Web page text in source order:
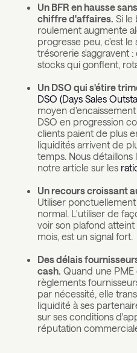
Un BFR en hausse
chiffre d'affaires. Si le
roulement augmente
progresse peu, c'est
trésorerie s'aggravent :
stocks qui gonflent,
Un DSO qui s'étire
DSO (Days Sales
moyen
DSO en progression
clients paient de plus
liquidités arrivent de
temps. Nous détaillons
notre article sur les
Un recours croissant
Utiliser
normal. L'utiliser de
voir son plafond
mois, est un signal fort.
Des délais
cash. Quand une
règlements
par nécessité, elle
liquidité à ses
sur ses conditions
réputation